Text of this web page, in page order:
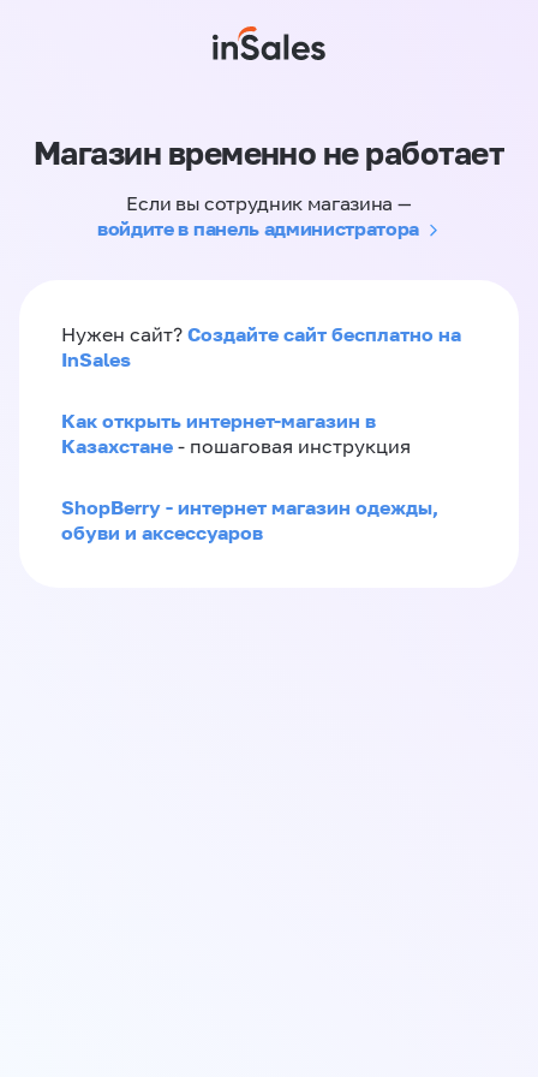
Магазин временно не работает
Если вы сотрудник магазина —
войдите в панель администратора
Нужен сайт? Создайте сайт бесплатно на
InSales
Как открыть интернет-магазин в
Казахстане - пошаговая инструкция
ShopBerry - интернет магазин одежды,
обуви и аксессуаров